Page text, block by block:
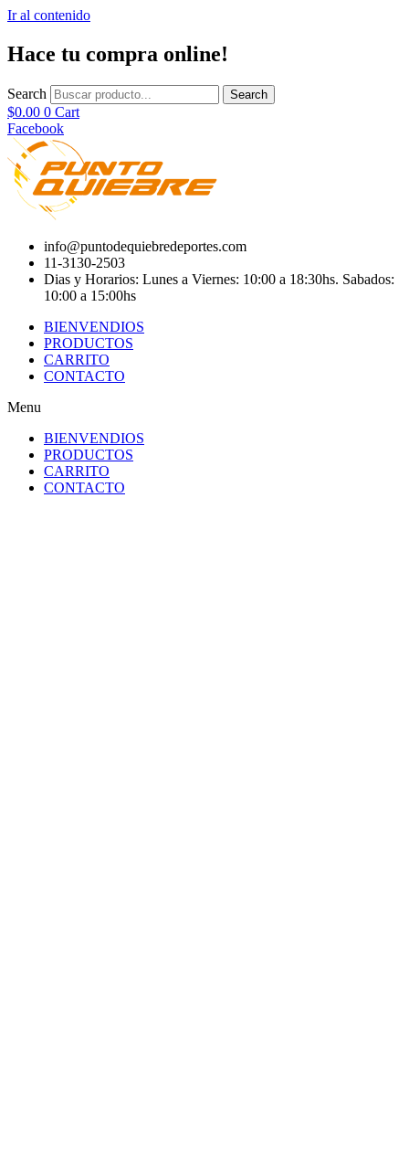
Ir al contenido
Hace tu compra online!
Search Search
$0.00 0 Cart
Facebook
info@puntodequiebredeportes.com
11-3130-2503
Dias y Horarios: Lunes a Viernes: 10:00 a 18:30hs. Sabados:
10:00 a 15:00hs
BIENVENDIOS
PRODUCTOS
CARRITO
CONTACTO
Menu
BIENVENDIOS
PRODUCTOS
CARRITO
CONTACTO